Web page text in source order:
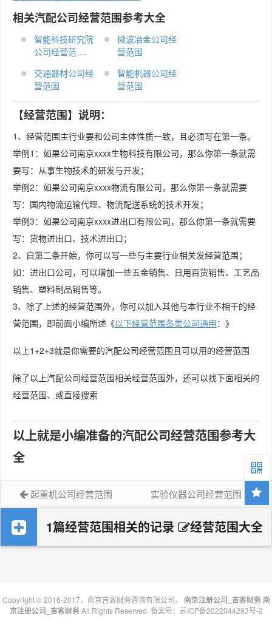
相关汽配公司经营范围参考大全
智能科技研究院
公司经营范 ...
微波冶金公司经
营范围
交通器材公司经
营范围
智能机器公司经
营范围
【经营范围】说明：
1、经营范围主行业要和公司主体性质一致，且必须写在第一条。
举例1：如果公司南京xxxx生物科技有限公司，那么你第一条就需
要写：从事生物技术的研发与开发；
举例2：如果公司南京xxxx物流有限公司，那么你第一条就需要
写：国内物流运输代理、物流配送系统的技术开发；
举例3：如果公司南京xxxx进出口有限公司，那么你第一条就需要
写：货物进出口、技术进出口；
2、自第二条开始，你可以写一些与主要行业相关发经营范围；
如：进出口公司，可以增加一些五金销售、日用百货销售、工艺品
销售、塑料制品销售等。
3、除了上述的经营范围外，你可以加入其他与本行业不相干的经
营范围，即前面小编所述《以下经营范围各类公司通用：》
以上1+2+3就是你需要的汽配公司经营范围且可以用的经营范围
除了以上汽配公司经营范围相关经营范围外，还可以找下面相关的
经营范围、或直接搜索
以上就是小编准备的汽配公司经营范围参考大
全
起重机公司经营范围 实验仪器公司经营范围
1篇经营范围相关的记录 经营范围大全
Copyright © 2016-2017，南京吉客财务咨询有限公司。 南京注册公司_吉客财务南
京注册公司_吉客财务All Rights Reserved. 备案号： 苏ICP备2022044293号-2